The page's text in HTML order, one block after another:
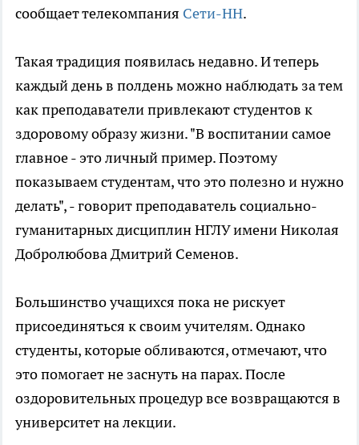
сообщает телекомпания Сети-НН.
Такая традиция появилась недавно. И теперь
каждый день в полдень можно наблюдать за тем
как преподаватели привлекают студентов к
здоровому образу жизни. "В воспитании самое
главное - это личный пример. Поэтому
показываем студентам, что это полезно и нужно
делать", - говорит преподаватель социально-
гуманитарных дисциплин НГЛУ имени Николая
Добролюбова Дмитрий Семенов.
Большинство учащихся пока не рискует
присоединяться к своим учителям. Однако
студенты, которые обливаются, отмечают, что
это помогает не заснуть на парах. После
оздоровительных процедур все возвращаются в
университет на лекции.